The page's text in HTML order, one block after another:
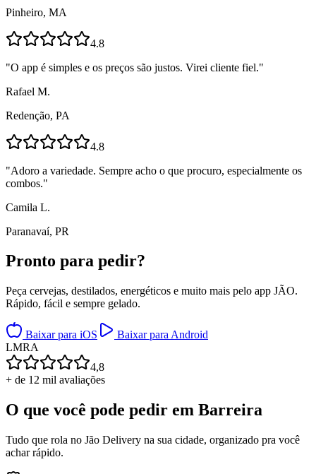
Pinheiro, MA
4.8
"O app é simples e os preços são justos. Virei cliente fiel."
Rafael M.
Redenção, PA
4.8
"Adoro a variedade. Sempre acho o que procuro, especialmente os
combos."
Camila L.
Paranavaí, PR
Pronto para pedir?
Peça cervejas, destilados, energéticos e muito mais pelo app JÃO.
Rápido, fácil e sempre gelado.
Baixar para iOS
Baixar para Android
LMRA
4,8
+ de 12 mil avaliações
O que você pode pedir em Barreira
Tudo que rola no Jão Delivery na sua cidade, organizado pra você
achar rápido.